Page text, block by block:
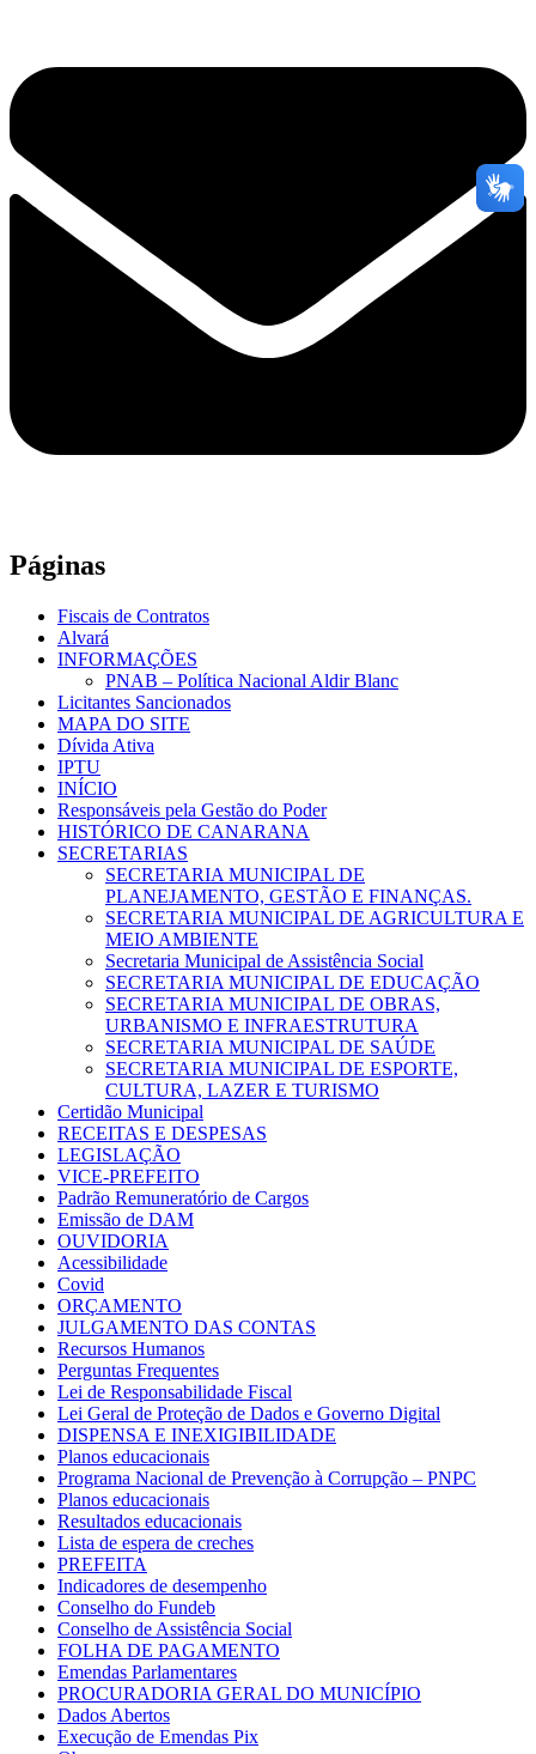
Páginas
Fiscais de Contratos
Alvará
INFORMAÇÕES
PNAB – Política Nacional Aldir Blanc
Licitantes Sancionados
MAPA DO SITE
Dívida Ativa
IPTU
INÍCIO
Responsáveis pela Gestão do Poder
HISTÓRICO DE CANARANA
SECRETARIAS
SECRETARIA MUNICIPAL DE
PLANEJAMENTO, GESTÃO E FINANÇAS.
SECRETARIA MUNICIPAL DE AGRICULTURA E
MEIO AMBIENTE
Secretaria Municipal de Assistência Social
SECRETARIA MUNICIPAL DE EDUCAÇÃO
SECRETARIA MUNICIPAL DE OBRAS,
URBANISMO E INFRAESTRUTURA
SECRETARIA MUNICIPAL DE SAÚDE
SECRETARIA MUNICIPAL DE ESPORTE,
CULTURA, LAZER E TURISMO
Certidão Municipal
RECEITAS E DESPESAS
LEGISLAÇÃO
VICE-PREFEITO
Padrão Remuneratório de Cargos
Emissão de DAM
OUVIDORIA
Acessibilidade
Covid
ORÇAMENTO
JULGAMENTO DAS CONTAS
Recursos Humanos
Perguntas Frequentes
Lei de Responsabilidade Fiscal
Lei Geral de Proteção de Dados e Governo Digital
DISPENSA E INEXIGIBILIDADE
Planos educacionais
Programa Nacional de Prevenção à Corrupção – PNPC
Planos educacionais
Resultados educacionais
Lista de espera de creches
PREFEITA
Indicadores de desempenho
Conselho do Fundeb
Conselho de Assistência Social
FOLHA DE PAGAMENTO
Emendas Parlamentares
PROCURADORIA GERAL DO MUNICÍPIO
Dados Abertos
Execução de Emendas Pix